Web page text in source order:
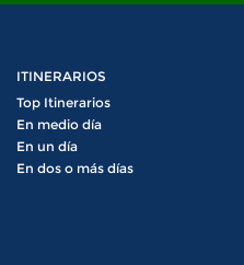
ITINERARIOS
Top Itinerarios
En medio día
En un día
En dos o más días